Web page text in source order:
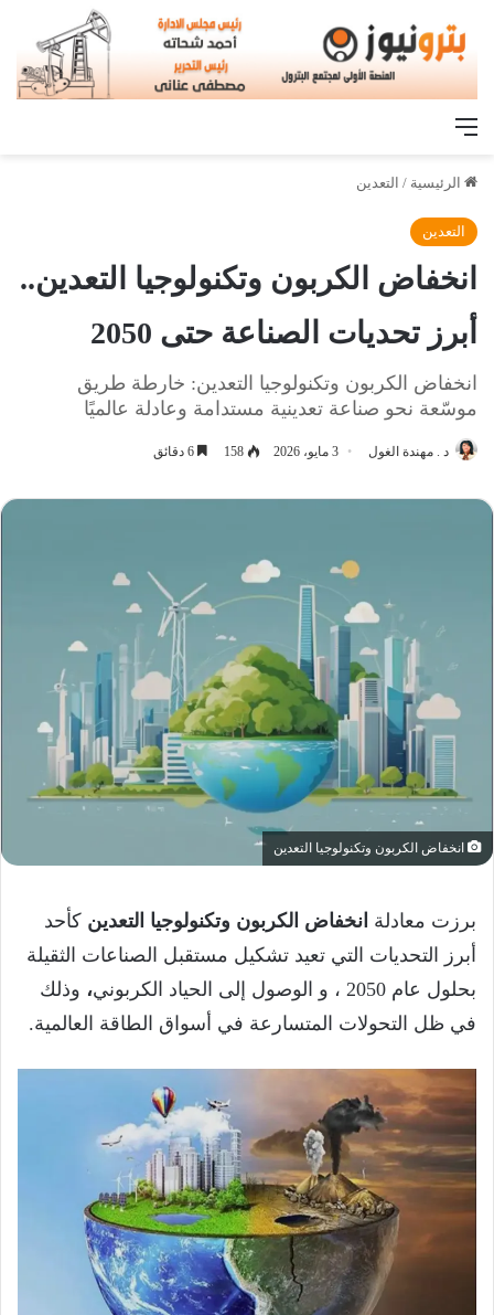
القائمة
الرئيسية / التعدين
التعدين
انخفاض الكربون وتكنولوجيا التعدين..
أبرز تحديات الصناعة حتى 2050
انخفاض الكربون وتكنولوجيا التعدين: خارطة طريق
موسّعة نحو صناعة تعدينية مستدامة وعادلة عالميًا
د . مهندة الغول 3 مايو، 2026 158
انخفاض الكربون وتكنولوجيا التعدين
برزت معادلة انخفاض الكربون وتكنولوجيا التعدين كأحد
أبرز التحديات التي تعيد تشكيل مستقبل الصناعات الثقيلة
بحلول عام 2050 ، و الوصول إلى الحياد الكربوني
، وذلك
في ظل التحولات المتسارعة في أسواق الطاقة العالمية.